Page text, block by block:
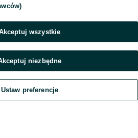
Dodaj Czat Konto
wszystkie
niezbędne
Ustaw preferencje